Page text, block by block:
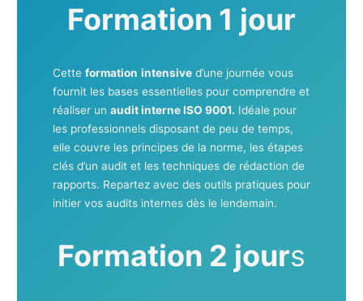
Formation 1 jour
Cette formation intensived’une journée vous
fournit les bases essentielles pour comprendre et
réaliser un audit interne ISO 9001. Idéale pour
les professionnels disposant de peu de temps,
elle couvre les principes de la norme, les étapes
clés d’un audit et les techniques de rédaction de
rapports. Repartez avec des outils pratiques pour
initier vos audits internes dès le lendemain.
Formation 2 jours